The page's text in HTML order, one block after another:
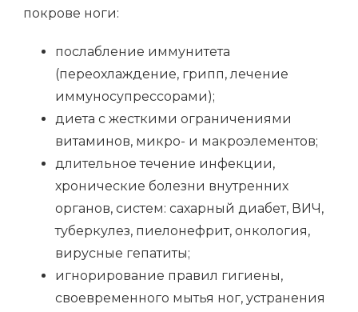
покрове ноги:
послабление иммунитета
(переохлаждение, грипп, лечение
иммуносупрессорами);
диета с жесткими ограничениями
витаминов, микро- и макроэлементов;
длительное течение инфекции,
хронические болезни внутренних
органов, систем: сахарный диабет, ВИЧ,
туберкулез, пиелонефрит, онкология,
вирусные гепатиты;
игнорирование правил гигиены,
своевременного мытья ног, устранения